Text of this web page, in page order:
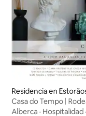
Residencia en
Casa do Tempo |
Alberca · Hospitalidad ·